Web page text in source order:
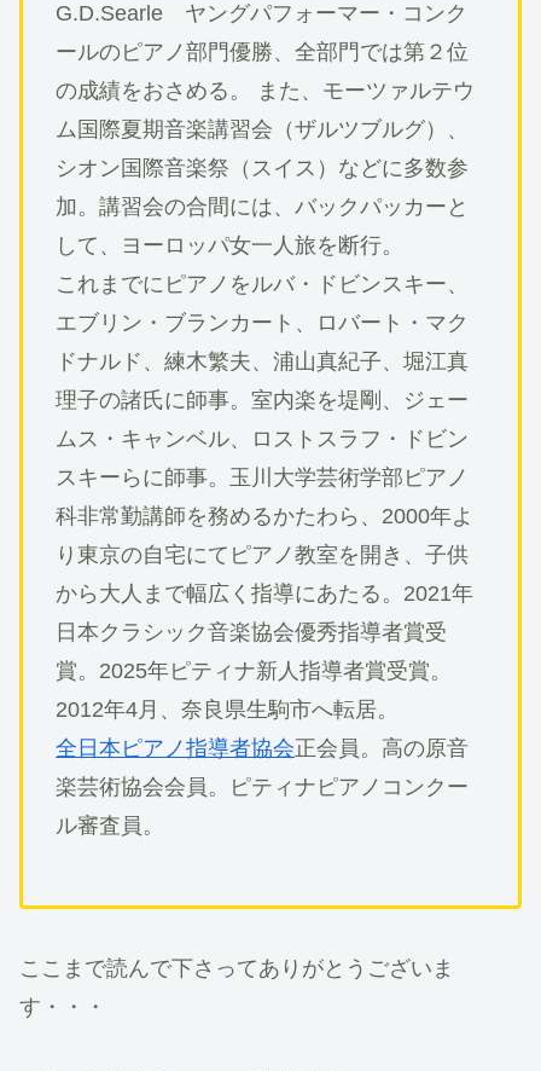
G.D.Searle ヤングパフォーマー・コンク
ールのピアノ部門優勝、全部門では第２位
の成績をおさめる。 また、モーツァルテウ
ム国際夏期音楽講習会（ザルツブルグ）、
シオン国際音楽祭（スイス）などに多数参
加。講習会の合間には、バックパッカーと
して、ヨーロッパ女一人旅を断行。
これまでにピアノをルバ・ドビンスキー、
エブリン・ブランカート、ロバート・マク
ドナルド、練木繁夫、浦山真紀子、堀江真
理子の諸氏に師事。室内楽を堤剛、ジェー
ムス・キャンベル、ロストスラフ・ドビン
スキーらに師事。玉川大学芸術学部ピアノ
科非常勤講師を務めるかたわら、2000年よ
り東京の自宅にてピアノ教室を開き、子供
から大人まで幅広く指導にあたる。2021年
日本クラシック音楽協会優秀指導者賞受
賞。2025年ピティナ新人指導者賞受賞。
2012年4月、奈良県生駒市へ転居。
全日本ピアノ指導者協会正会員。高の原音
楽芸術協会会員。ピティナピアノコンクー
ル審査員。
ここまで読んで下さってありがとうございま
す・・・